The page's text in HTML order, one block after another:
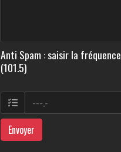
Anti Spam : saisir la
(101.5)
Envoyer